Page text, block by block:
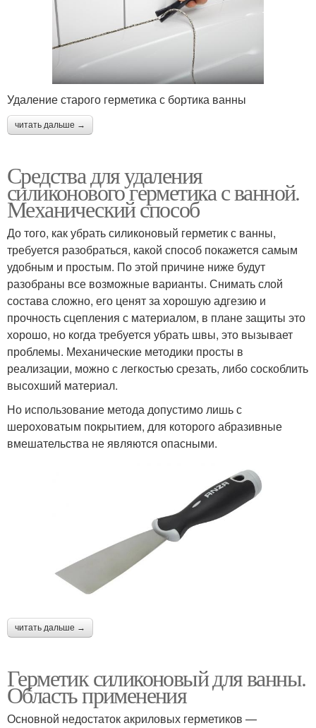
Удаление старого герметика с бортика ванны
читать дальше →
Средства для удаления
силиконового герметика с ванной.
Механический способ
До того, как убрать силиконовый герметик с ванны,
требуется разобраться, какой способ покажется самым
удобным и простым. По этой причине ниже будут
разобраны все возможные варианты. Снимать слой
состава сложно, его ценят за хорошую адгезию и
прочность сцепления с материалом, в плане защиты это
хорошо, но когда требуется убрать швы, это вызывает
проблемы. Механические методики просты в
реализации, можно с легкостью срезать, либо соскоблить
высохший материал.
Но использование метода допустимо лишь с
шероховатым покрытием, для которого абразивные
вмешательства не являются опасными.
читать дальше →
Герметик силиконовый для ванны.
Область применения
Основной недостаток акриловых герметиков —